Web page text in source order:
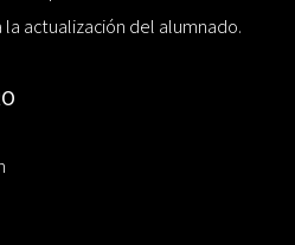
actualización del alumnado.